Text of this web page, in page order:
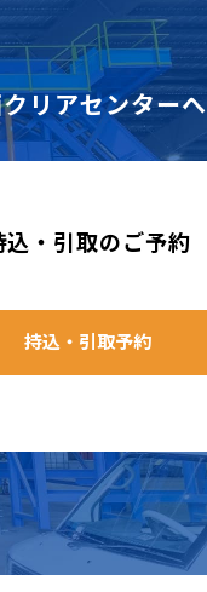
リアセンターへ
込・引取のご予約
持込・引取予約